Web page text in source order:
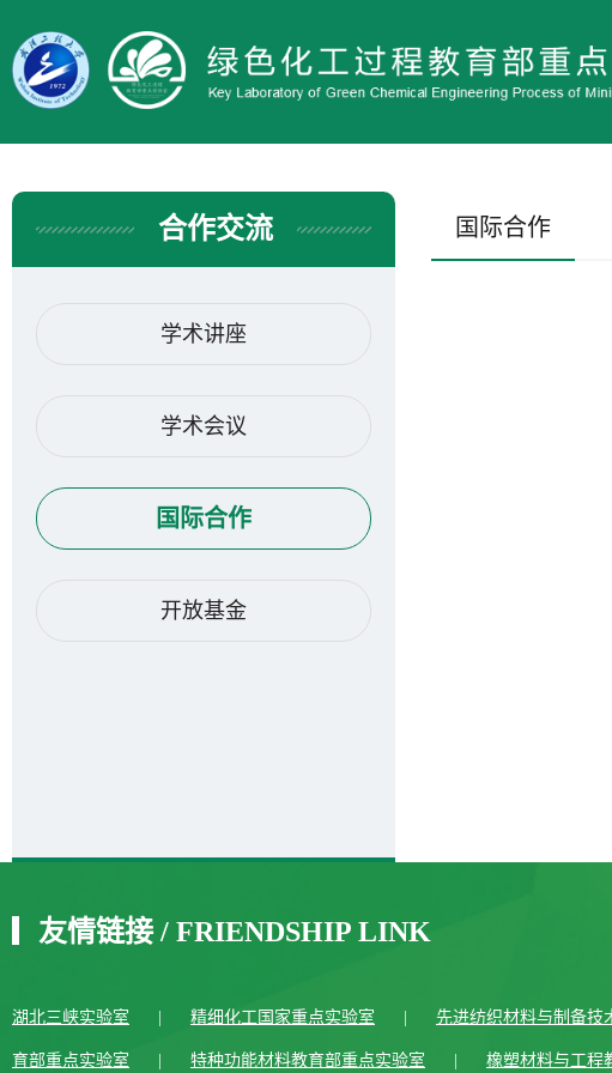
合作交流
学术讲座
学术会议
国际合作
开放基金
国际合作
友情链接/ FRIENDSHIP LINK
湖北三峡实验室 精细化工国家重点实验室 先进纺织材料与制备技
育部重点实验室 特种功能材料教育部重点实验室 橡塑材料与工程